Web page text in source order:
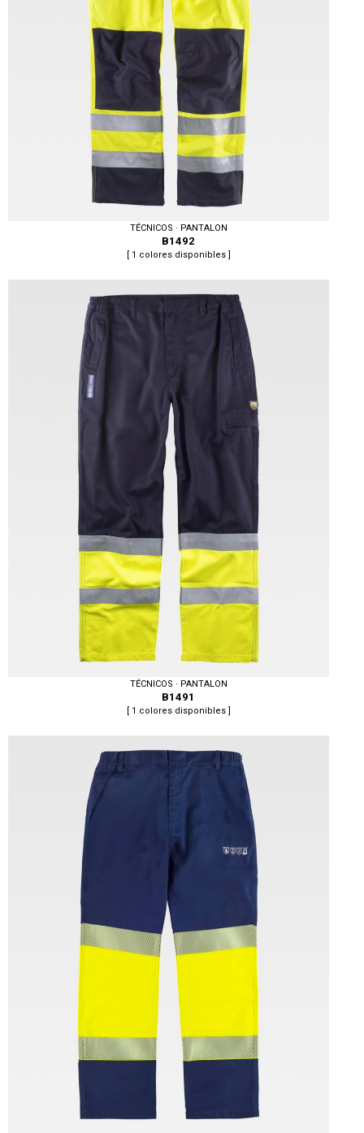
Tallas: S, M, L, XL, XXL
TÉCNICOS · PANTALON
B1492
[ 1 colores disponibles ]
Tallas: S, M, L, XL, XXL
TÉCNICOS · PANTALON
B1491
[ 1 colores disponibles ]